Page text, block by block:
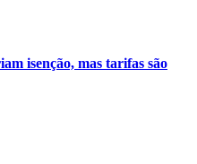
isenção, mas tarifas são